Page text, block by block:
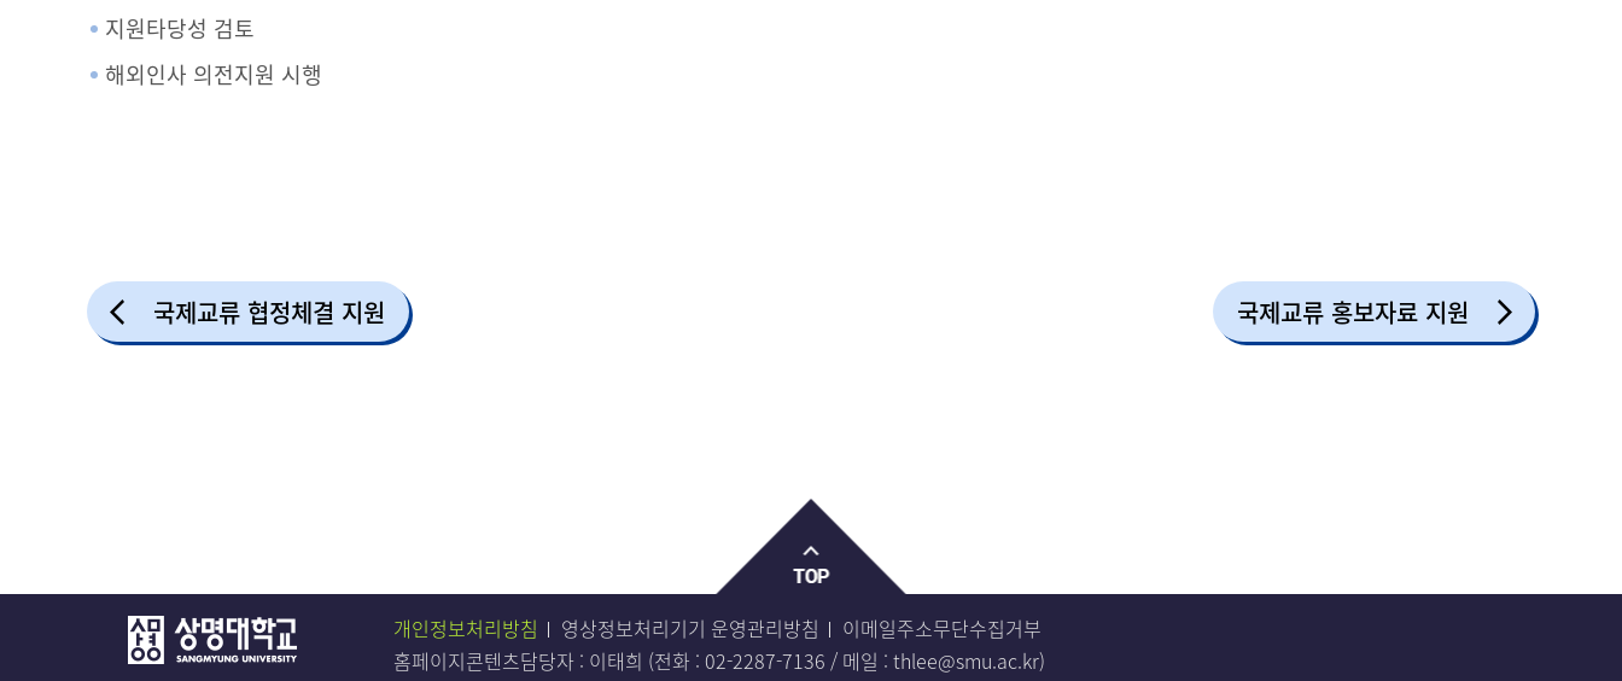
지원타당성 검토
해외인사 의전지원 시행
국제교류 협정체결 지원 국제교류 홍보자료 지원
개인정보처리방침 영상정보처리기기 운영관리방침
이메일주소무단수집거부
홈페이지콘텐츠담당자 : 이태희 (전화 : 02-2287-7136 / 메일 : thlee@smu.ac.kr)